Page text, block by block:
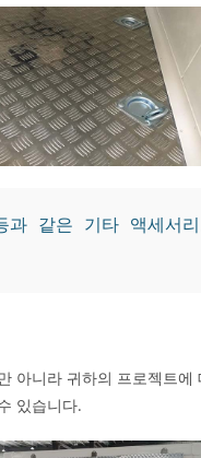
같은 기타 액세서
아니라 귀하의 프로젝트
있습니다.